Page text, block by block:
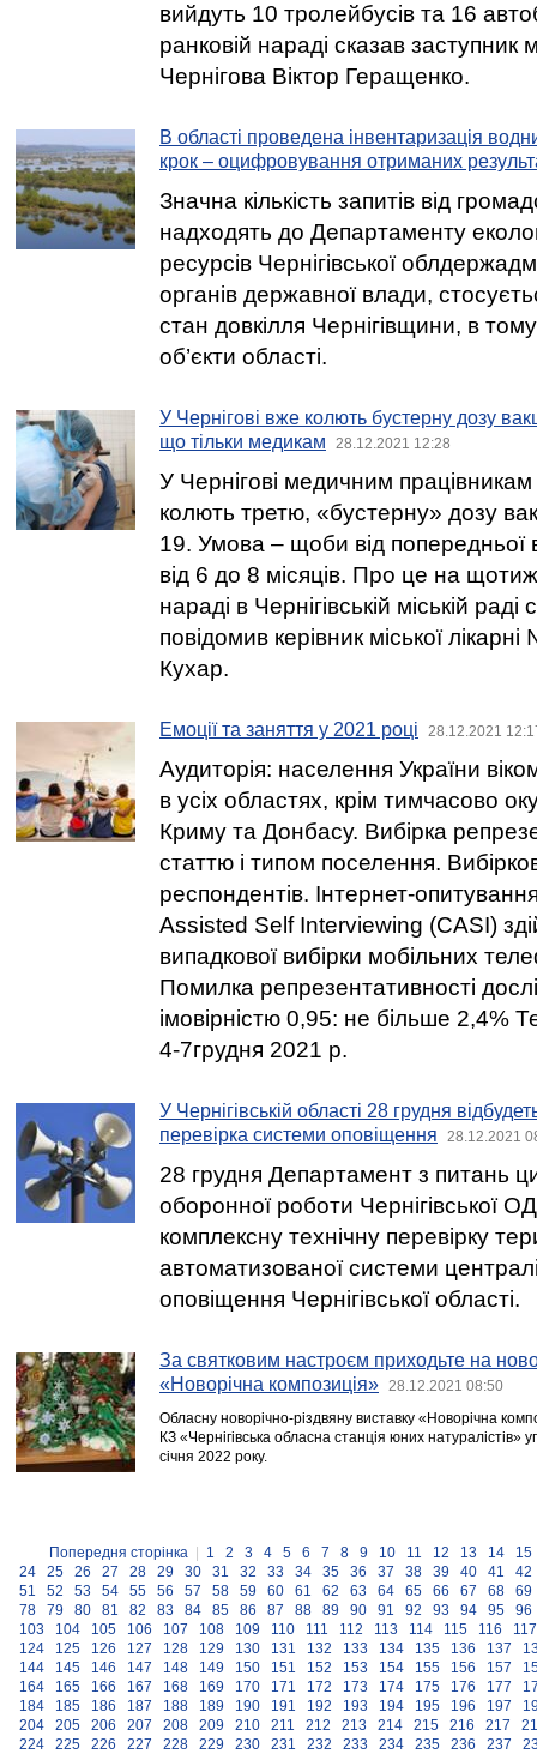
вийдуть 10 тролейбусів та 16
ранковій нараді сказав заступник
Чернігова Віктор Геращенко.
В області проведена інвентаризація
крок – оцифровування отриманих
Значна кількість запитів від
надходять до Департаменту
ресурсів Чернігівської
органів державної влади,
стан довкілля Чернігівщини, в
об’єкти області.
У Чернігові вже колють бустерну дозу
що тільки медикам
28.12.2021 12:28
У Чернігові медичним
колють третю, «бустерну» дозу
19. Умова – щоби від попередньої
від 6 до 8 місяців. Про це на
нараді в Чернігівській міській
повідомив керівник міської
Кухар.
Емоції та заняття у 2021 році 28.12.2021
Аудиторія: населення України
в усіх областях, крім тимчасово
Криму та Донбасу. Вибірка
статтю і типом поселення.
респондентів. Інтернет-
Assisted Self Interviewing (CASI)
випадкової вибірки мобільних
Помилка репрезентативності
імовірністю 0,95: не більше 2,4%
4-7грудня 2021 р.
У Чернігівській області 28 грудня
перевірка системи оповіщення
28.12.2021
28 грудня Департамент з питань
оборонної роботи Чернігівської
комплексну технічну перевірку
автоматизованої системи
оповіщення Чернігівської області.
За святковим настроєм приходьте на
«Новорічна композиція»
28.12.2021 08:50
Обласну новорічно-різдвяну виставку «Новорічна
КЗ «Чернігівська обласна станція юних натуралістів»
січня 2022 року.
Попередня сторінка 1 2 3 4 5 6 7 8 9 10 11 12 13 14
15
24
25 26 27 28 29 30 31 32 33 34 35 36 37 38 39 40 41
42
51
52 53 54 55 56 57 58 59 60 61 62 63 64 65 66 67 68
69
78
79 80 81 82 83 84 85 86 87 88 89 90 91 92 93 94 95
96
103
104 105 106 107 108 109 110 111 112 113 114 115 116
117
124
125 126 127 128 129 130 131 132 133 134 135 136 137
144
145 146 147 148 149 150 151 152 153 154 155 156 157
164
165 166 167 168 169 170 171 172 173 174 175 176 177
184
185 186 187 188 189 190 191 192 193 194 195 196 197
204
205 206 207 208 209 210 211 212 213 214 215 216 217
224
225 226 227 228 229 230 231 232 233 234 235 236 237